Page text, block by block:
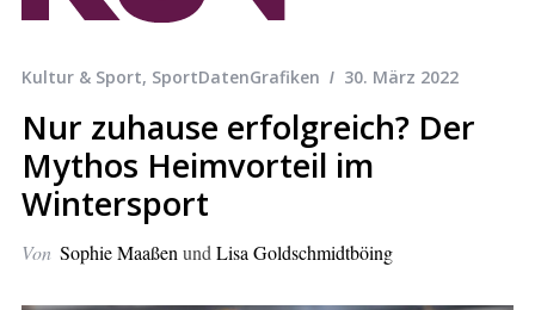
Kultur & Sport, SportDatenGrafiken 30. März 2022
Nur zuhause erfolgreich? Der
Mythos Heimvorteil im
Wintersport
Von Sophie Maaßen und Lisa Goldschmidtböing